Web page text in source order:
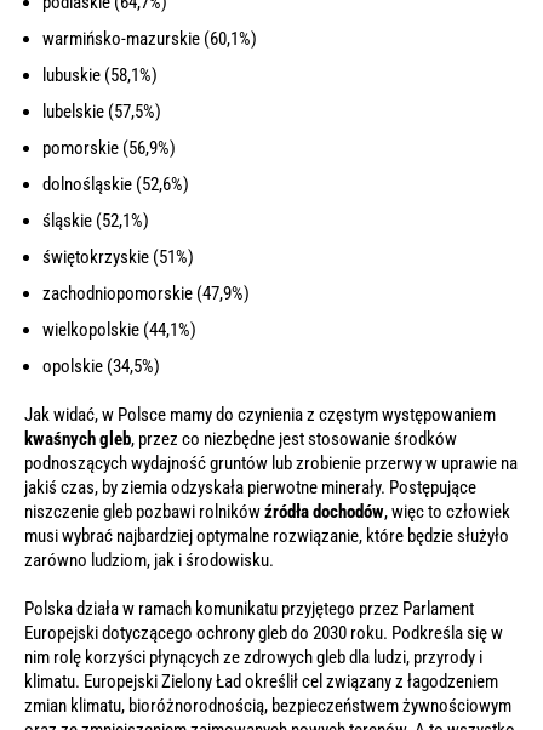
warmińsko-mazurskie (60,1%)
lubuskie (58,1%)
lubelskie (57,5%)
pomorskie (56,9%)
dolnośląskie (52,6%)
śląskie (52,1%)
świętokrzyskie (51%)
zachodniopomorskie (47,9%)
wielkopolskie (44,1%)
opolskie (34,5%)
Jak widać, w Polsce mamy do czynienia z częstym występowaniem
kwaśnych gleb, przez co niezbędne jest stosowanie środków
podnoszących wydajność gruntów lub zrobienie przerwy w uprawie na
jakiś czas, by ziemia odzyskała pierwotne minerały. Postępujące
niszczenie gleb pozbawi rolnikówźródła dochodów, więc to człowiek
musi wybrać najbardziej optymalne rozwiązanie, które będzie służyło
zarówno ludziom, jak i środowisku.
Polska działa w ramach komunikatu przyjętego przez Parlament
Europejski dotyczącego ochrony gleb do 2030 roku. Podkreśla się w
nim rolę korzyści płynących ze zdrowych gleb dla ludzi, przyrody i
klimatu. Europejski Zielony Ład określił cel związany z łagodzeniem
zmian klimatu, bioróżnorodnością, bezpieczeństwem żywnościowym